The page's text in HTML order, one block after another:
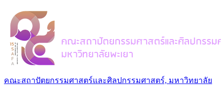
คณะสถาปัตยกรรมศาสตร์และศิลปกรรมศาสตร์, มหาวิทยาลัย